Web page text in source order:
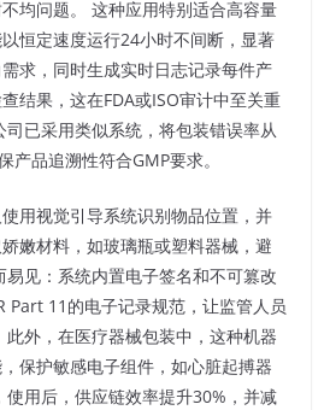
均问题。 这种应用特别适合高容量
恒定速度运行24小时不间断，显著
求，同时生成实时日志记录每件产
结果，这在FDA或ISO审计中至关重
已采用类似系统，将包装错误率从
产品追溯性符合GMP要求。​
用视觉引导系统识别物品位置，并
嫩材料，如玻璃瓶或塑料器械，避
见：系统内置电子签名和不可篡改
Part 11的电子记录规范，让监管人员
外，在医疗器械包装中，这种机器
保护敏感电子组件，如心脏起搏器
用后，供应链效率提升30%，并减